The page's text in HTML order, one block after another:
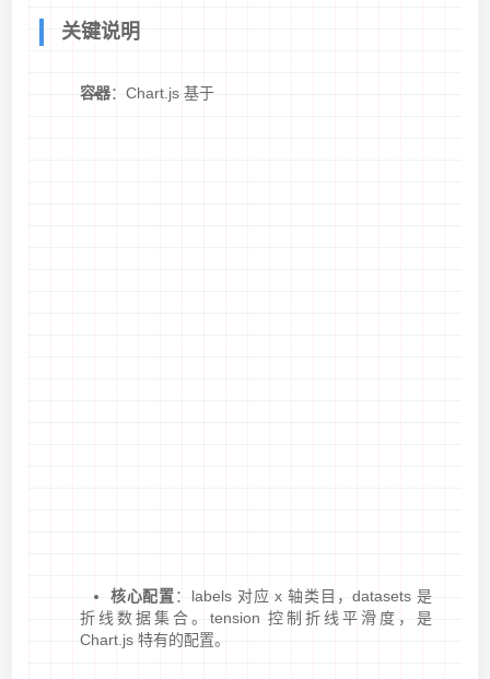
关键说明
容器：Chart.js 基于
核心配置：labels 对应 x 轴类目，datasets 是
折线数据集合。tension 控制折线平滑度，是
Chart.js 特有的配置。